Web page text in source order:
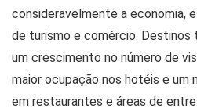
consideravelmente a economia,
de turismo e comércio.
um crescimento no número de
maior ocupação nos hotéis e um
em restaurantes e áreas de